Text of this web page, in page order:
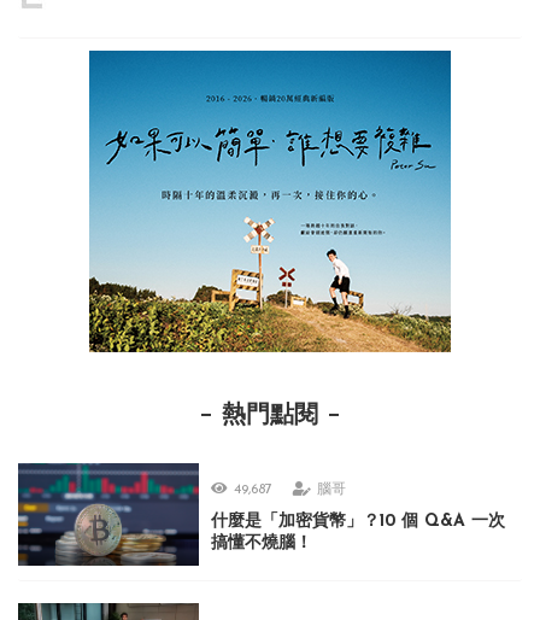
熱門點閱
49,687 腦哥
什麼是「加密貨幣」？10 個 Q&A 一次
搞懂不燒腦！